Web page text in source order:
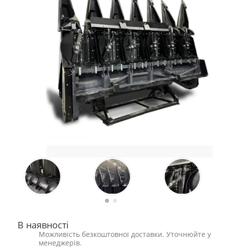
В наявності
Можливість безкоштовної доставки. Уточнюйте у
менеджерів.